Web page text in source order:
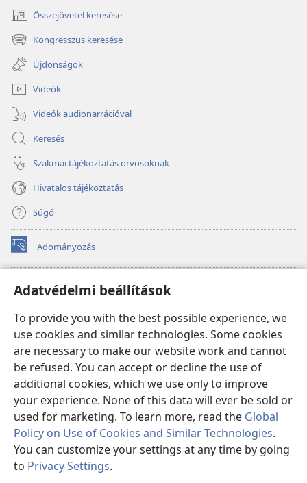
Adatvédelmi beállítások
To provide you with the best possible experience, we
use cookies and similar technologies. Some cookies
are necessary to make our website work and cannot
be refused. You can accept or decline the use of
additional cookies, which we use only to improve
your experience. None of this data will ever be sold or
used for marketing. To learn more, read the Global
Policy on Use of Cookies and Similar Technologies.
You can customize your settings at any time by going
to Privacy Settings.
Összejövetel keresése
(opens
new
window)
Kongresszus keresése
(opens
new
window)
Újdonságok
Videók
Videók audionarrációval
Keresés
Szakmai tájékoztatás orvosoknak
Hivatalos tájékoztatás
Súgó
Adományozás
(opens
new
Őrtorony ONLINE KÖNYVTÁR
(opens
window)JW Hub
(opens
new
window)JW Library
Watchtower Library
Copyright© 2026 Watch Tower Bible and Tract Society of Pennsylvania.
FELHASZNÁLÁSI FELTÉTELEK
ADATVÉDELMI BEÁLLÍTÁSOK